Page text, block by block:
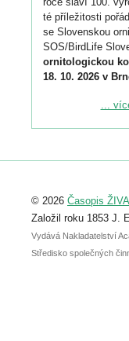
té příležitosti
se Slovenskou
SOS/BirdLife
ornitologickou
18. 10. 2026 v
Podrobnější
Registrovat se
abstraktu
posteru je už 30.
...
© 2026 Časopis ŽIVA
Založil roku 1853 J.
Vydává Nakladatelství
Středisko společných